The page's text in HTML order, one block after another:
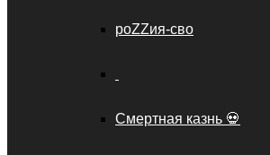
роZZия-сво
Cмертная казнь 💀